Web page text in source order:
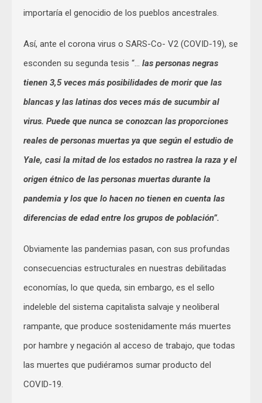
importaría el genocidio de los pueblos ancestrales.
Así, ante el corona virus o SARS-Co- V2 (COVID-19), se
esconden su segunda tesis “… las personas negras
tienen 3,5 veces más posibilidades de morir que las
blancas y las latinas dos veces más de sucumbir al
virus. Puede que nunca se conozcan las proporciones
reales de personas muertas ya que según el estudio de
Yale, casi la mitad de los estados no rastrea la raza y el
origen étnico de las personas muertas durante la
pandemia y los que lo hacen no tienen en cuenta las
diferencias de edad entre los grupos de población”.
Obviamente las pandemias pasan, con sus profundas
consecuencias estructurales en nuestras debilitadas
economías, lo que queda, sin embargo, es el sello
indeleble del sistema capitalista salvaje y neoliberal
rampante, que produce sostenidamente más muertes
por hambre y negación al acceso de trabajo, que todas
las muertes que pudiéramos sumar producto del
COVID-19.